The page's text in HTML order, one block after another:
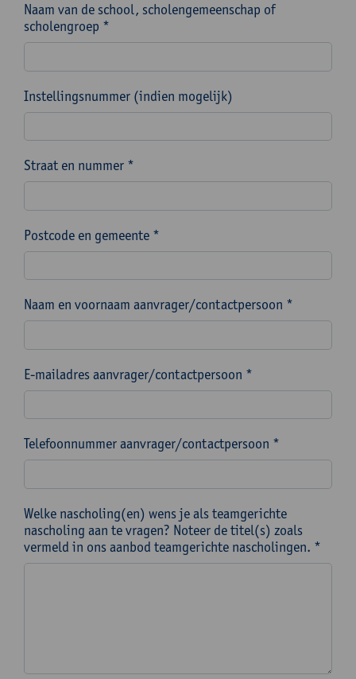
Naam van de school, scholengemeenschap of
scholengroep *
Instellingsnummer (indien mogelijk)
Straat en nummer *
Postcode en gemeente *
Naam en voornaam aanvrager/contactpersoon *
E-mailadres aanvrager/contactpersoon *
Telefoonnummer aanvrager/contactpersoon *
Welke nascholing(en) wens je als teamgerichte
nascholing aan te vragen? Noteer de titel(s) zoals
vermeld in ons aanbod teamgerichte nascholingen. *